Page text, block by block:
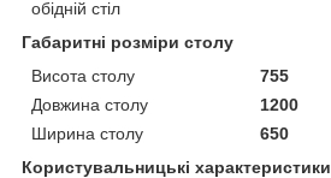
обідній стіл
Габаритні розміри столу
Висота столу
755
Довжина столу
1200
Ширина столу
650
Користувальницькі характеристики